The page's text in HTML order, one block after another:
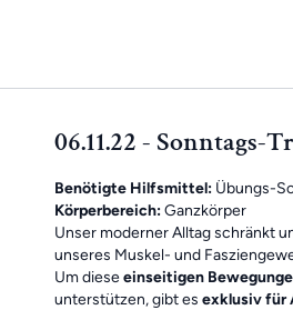
06.11.22 - Sonntags-
Benötigte Hilfsmittel: Übungs-
Körperbereich:Ganzkörper
Unser moderner Alltag schränkt
unseres Muskel- und
Um dieseeinseitigen
unterstützen, gibt esexklusiv für